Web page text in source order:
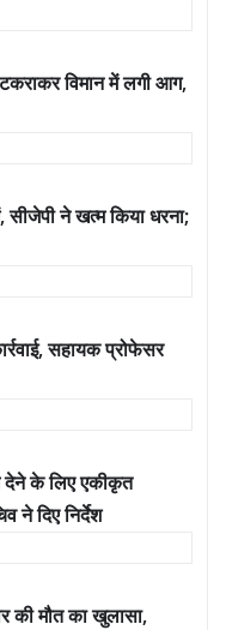
विमान में लगी आग,
सीजेपी ने खत्म किया धरना;
सहायक प्रोफेसर
देने के लिए एकीकृत
ने दिए निर्देश
की मौत का खुलासा,